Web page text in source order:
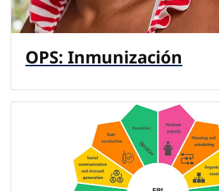
OPS: Inmunización